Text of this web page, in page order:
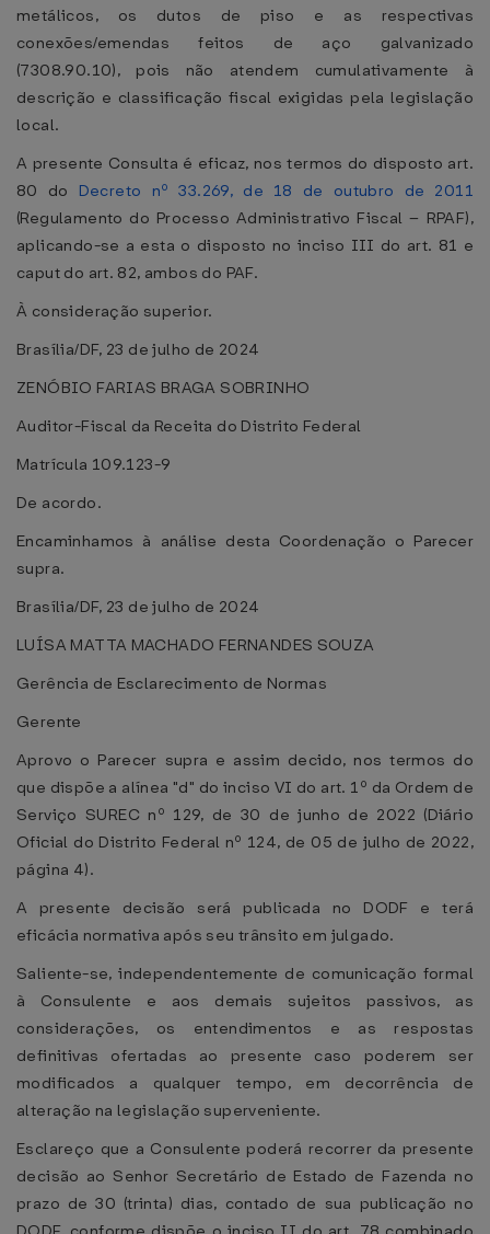
metálicos, os dutos de piso e as respectivas
conexões/emendas feitos de aço galvanizado
(7308.90.10), pois não atendem cumulativamente à
descrição e classificação fiscal exigidas pela legislação
local.
A presente Consulta é eficaz, nos termos do disposto art.
80 do Decreto nº 33.269, de 18 de outubro de 2011
(Regulamento do Processo Administrativo Fiscal – RPAF),
aplicando-se a esta o disposto no inciso III do art. 81 e
caput do art. 82, ambos do PAF.
À consideração superior.
Brasília/DF, 23 de julho de 2024
ZENÓBIO FARIAS BRAGA SOBRINHO
Auditor-Fiscal da Receita do Distrito Federal
Matrícula 109.123-9
De acordo.
Encaminhamos à análise desta Coordenação o Parecer
supra.
Brasília/DF, 23 de julho de 2024
LUÍSA MATTA MACHADO FERNANDES SOUZA
Gerência de Esclarecimento de Normas
Gerente
Aprovo o Parecer supra e assim decido, nos termos do
que dispõe a alínea "d" do inciso VI do art. 1º da Ordem de
Serviço SUREC nº 129, de 30 de junho de 2022 (Diário
Oficial do Distrito Federal nº 124, de 05 de julho de 2022,
página 4).
A presente decisão será publicada no DODF e terá
eficácia normativa após seu trânsito em julgado.
Saliente-se, independentemente de comunicação formal
à Consulente e aos demais sujeitos passivos, as
considerações, os entendimentos e as respostas
definitivas ofertadas ao presente caso poderem ser
modificados a qualquer tempo, em decorrência de
alteração na legislação superveniente.
Esclareço que a Consulente poderá recorrer da presente
decisão ao Senhor Secretário de Estado de Fazenda no
prazo de 30 (trinta) dias, contado de sua publicação no